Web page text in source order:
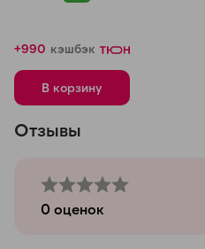
+990 кэшбэк
В корзину
Отзывы
0 оценок